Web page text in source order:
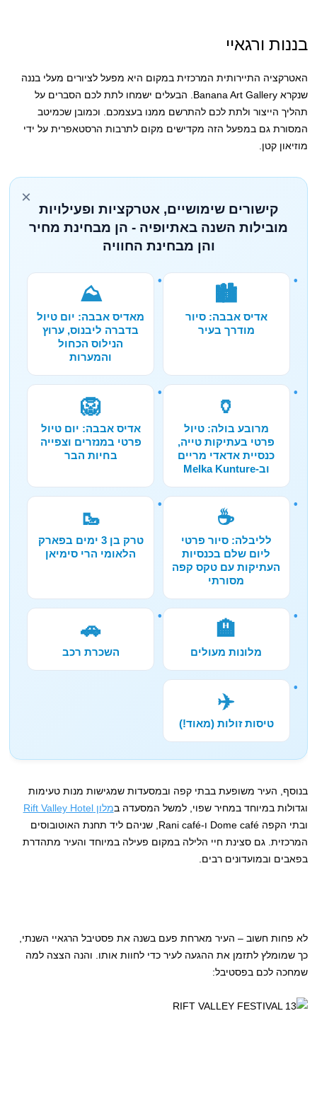
בננות ורגאיי
האטרקציה התיירותית המרכזית במקום היא מפעל לציורים מעלי בננה
שנקרא Banana Art Gallery. הבעלים ישמחו לתת לכם הסברים על
תהליך הייצור ולתת לכם להתרשם ממנו בעצמכם. וכמובן שכמיטב
המסורת גם במפעל הזה מקדישים מקום לתרבות הרסטאפרית על ידי
מוזיאון קטן.
×
קישורים שימושיים, אטרקציות ופעילויות
מובילות השנה באתיופיה - הן מבחינת מחיר
והן מבחינת החוויה
🏙️
אדיס אבבה: סיור
מודרך בעיר
⛰️
מאדיס אבבה: יום טיול
בדברה ליבנוס, ערוץ
הנילוס הכחול
והמערות
🏺
מרובע בולה: טיול
פרטי בעתיקות טייה,
כנסיית אדאדי מריים
וב-Melka Kunture
🦁
אדיס אבבה: יום טיול
פרטי במנזרים וצפייה
בחיות הבר
☕
לליבלה: סיור פרטי
ליום שלם בכנסיות
העתיקות עם טקס קפה
מסורתי
🥾
טרק בן 3 ימים בפארק
הלאומי הרי סימיאן
🏨
מלונות מעולים
🚗
השכרת רכב
✈️
טיסות זולות (מאוד!)
בנוסף, העיר משופעת בבתי קפה ובמסעדות שמגישות מנות טעימות
וגדולות במיוחד במחיר שפוי, למשל המסעדה במלון Rift Valley Hotel
ובתי הקפה Dome café ו-Rani café, שניהם ליד תחנת האוטובוסים
המרכזית. גם סצינת חיי הלילה במקום פעילה במיוחד והעיר מתהדרת
בפאבים ובמועדונים רבים.
לא פחות חשוב – העיר מארחת פעם בשנה את פסטיבל הרגאיי השנתי,
כך שמומלץ לתזמן את ההגעה לעיר כדי לחוות אותו. והנה הצצה למה
שמחכה לכם בפסטיבל: